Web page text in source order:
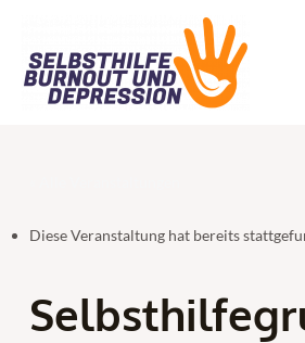
springen
Diese Veranstaltung hat bereits